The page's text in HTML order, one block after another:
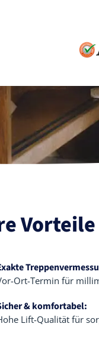
Ort-Termin für
& komfortabel:
Lift-Qualität für